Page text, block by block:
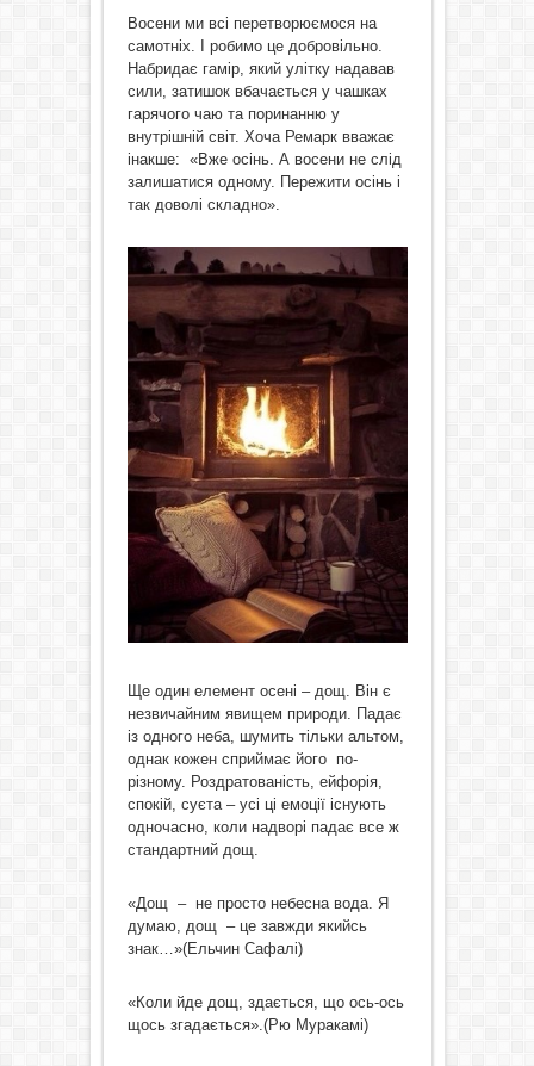
Восени ми всі перетворюємося на
самотніх. І робимо це добровільно.
Набридає гамір, який улітку надавав
сили, затишок вбачається у чашках
гарячого чаю та поринанню у
внутрішній світ. Хоча Ремарк вважає
інакше: «Вже осінь. А восени не слід
залишатися одному. Пережити осінь і
так доволі складно».
Ще один елемент осені – дощ. Він є
незвичайним явищем природи. Падає
із одного неба, шумить тільки альтом,
однак кожен сприймає його по-
різному. Роздратованість, ейфорія,
спокій, суєта – усі ці емоції існують
одночасно, коли надворі падає все ж
стандартний дощ.
«Дощ – не просто небесна вода. Я
думаю, дощ – це завжди якийсь
знак…»(Ельчин Сафалі)
«Коли йде дощ, здається, що ось-ось
щось згадається».(Рю Муракамі)